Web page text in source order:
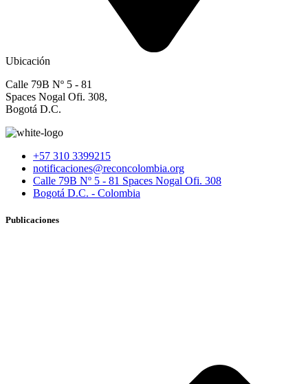
Ubicación
Calle 79B Nº 5 - 81
Spaces Nogal Ofi. 308,
Bogotá D.C.
+57 310 3399215
notificaciones@reconcolombia.org
Calle 79B Nº 5 - 81 Spaces Nogal Ofi. 308
Bogotá D.C. - Colombia
Publicaciones